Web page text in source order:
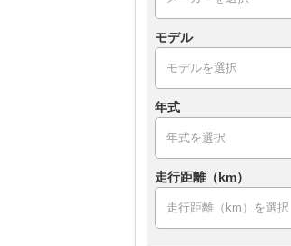
モデル
年式
走行距離（km）